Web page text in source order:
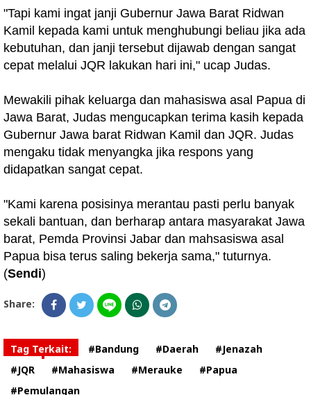
"Tapi kami ingat janji Gubernur Jawa Barat Ridwan
Kamil kepada kami untuk menghubungi beliau jika ada
kebutuhan, dan janji tersebut dijawab dengan sangat
cepat melalui JQR lakukan hari ini," ucap Judas.
Mewakili pihak keluarga dan mahasiswa asal Papua di
Jawa Barat, Judas mengucapkan terima kasih kepada
Gubernur Jawa barat Ridwan Kamil dan JQR. Judas
mengaku tidak menyangka jika respons yang
didapatkan sangat cepat.
"Kami karena posisinya merantau pasti perlu banyak
sekali bantuan, dan berharap antara masyarakat Jawa
barat, Pemda Provinsi Jabar dan mahsasiswa asal
Papua bisa terus saling bekerja sama," tuturnya.
(Sendi)
Share:
Tag Terkait: #Bandung #Daerah
#Jenazah
#JQR
#Mahasiswa #Merauke
#Papua
#Pemulangan